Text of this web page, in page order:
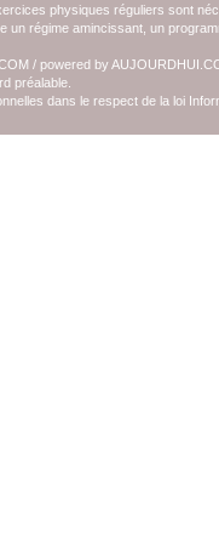
physiques réguliers sont
un régime amincissant, un
/ powered by
préalable.
dans le respect de la loi